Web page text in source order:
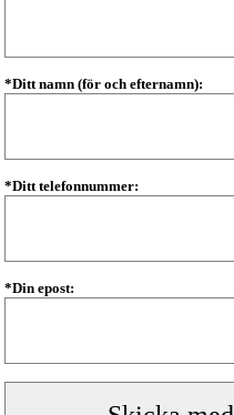
*Ditt namn (för och efternamn):
*Ditt telefonnummer:
*Din epost: